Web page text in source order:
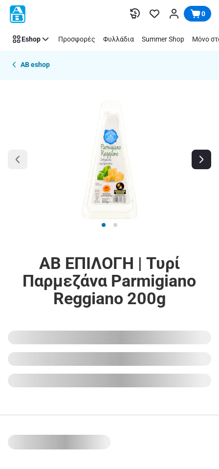
Παράλειψη 0
Eshop Προσφορές Φυλλάδια Summer Shop Μόνο
AB eshop
ΑΒ ΕΠΙΛΟΓΗ | Τυρί
Παρμεζάνα Parmigiano
Reggiano 200g